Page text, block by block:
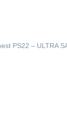
PS22 – ULTRA